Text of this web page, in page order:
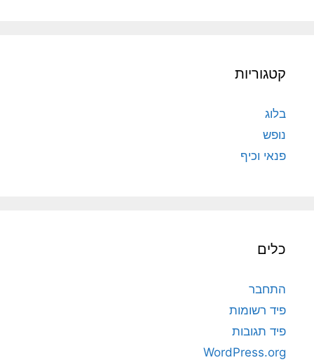
קטגוריות
בלוג
נופש
פנאי וכיף
כלים
התחבר
פיד רשומות
פיד תגובות
WordPress.org